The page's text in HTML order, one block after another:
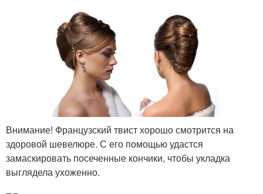
Внимание! Французский твист хорошо смотрится на
здоровой шевелюре. С его помощью удастся
замаскировать посеченные кончики, чтобы укладка
выглядела ухоженно.